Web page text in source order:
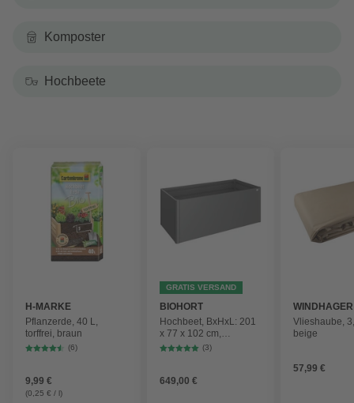
Komposter
Hochbeete
H-MARKE
Pflanzerde, 40 L,
torffrei, braun
(6)
9,99 €
(0,25 € / l)
GRATIS VERSAND
BIOHORT
Hochbeet, BxHxL: 201
x 77 x 102 cm,
Stahlblech(3)
649,00 €
WINDHAGER
Vlieshaube,
beige
57,99 €